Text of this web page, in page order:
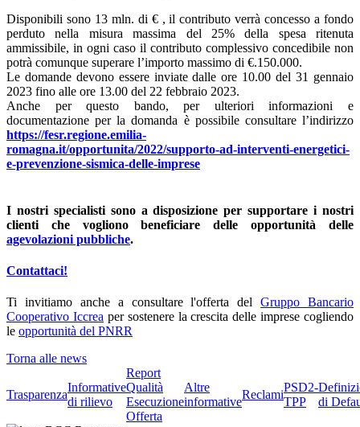
Disponibili sono 13 mln. di € , il contributo verrà concesso a fondo
perduto nella misura massima del 25% della spesa ritenuta
ammissibile, in ogni caso il contributo complessivo concedibile non
potrà comunque superare l’importo massimo di €.150.000.
Le domande devono essere inviate dalle ore 10.00 del 31 gennaio
2023 fino alle ore 13.00 del 22 febbraio 2023.
Anche per questo bando, per ulteriori informazioni e
documentazione per la domanda è possibile consultare l’indirizzo
https://fesr.regione.emilia-
romagna.it/opportunita/2022/supporto-ad-interventi-energetici-
e-prevenzione-sismica-delle-imprese
I nostri specialisti sono a disposizione per supportare i nostri
clienti che vogliono beneficiare delle opportunità delle
agevolazioni pubbliche.
Contattaci!
Ti invitiamo anche a consultare l'offerta del
Gruppo Bancario
Cooperativo Iccrea per sostenere la crescita delle imprese cogliendo
le opportunità del PNRR
Torna alle news
Trasparenza
Informative
di rilievo
Report
Qualità
Esecuzione
Offerta
Altre
informative
Reclami
PSD2-
TPP
di